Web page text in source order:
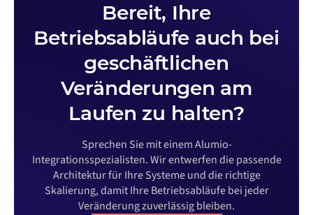
Bereit, Ihre
Betriebsabläufe auch bei
geschäftlichen
Veränderungen am
Laufen zu halten?
Sprechen Sie mit einem Alumio-
Integrationsspezialisten. Wir entwerfen die passende
Architektur für Ihre Systeme und die richtige
Skalierung, damit Ihre Betriebsabläufe bei jeder
Veränderung zuverlässig bleiben.